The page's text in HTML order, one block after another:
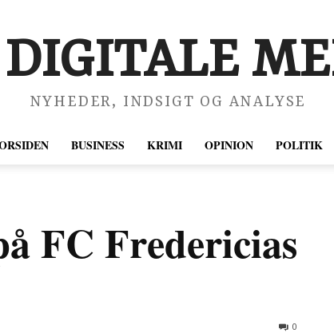
NYHEDER, INDSIGT OG ANALYSE
BUSINESS KRIMI OPINION POLITIK
FC Fredericias
0